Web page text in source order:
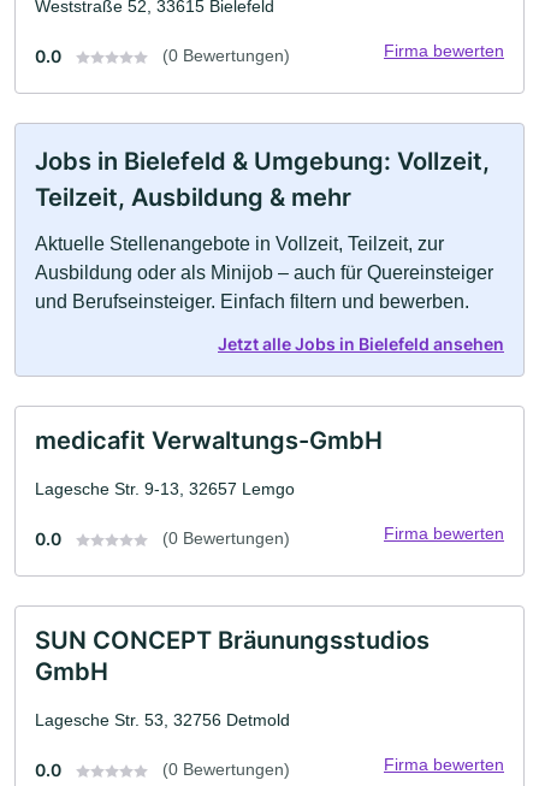
Weststraße 52, 33615 Bielefeld
0.0 (0 Bewertungen) Firma bewerten
Jobs in Bielefeld & Umgebung: Vollzeit,
Teilzeit, Ausbildung & mehr
Aktuelle Stellenangebote in Vollzeit, Teilzeit, zur
Ausbildung oder als Minijob – auch für Quereinsteiger
und Berufseinsteiger. Einfach filtern und bewerben.
Jetzt alle Jobs in Bielefeld ansehen
medicafit Verwaltungs-GmbH
Lagesche Str. 9-13, 32657 Lemgo
0.0 (0 Bewertungen) Firma bewerten
SUN CONCEPT Bräunungsstudios
GmbH
Lagesche Str. 53, 32756 Detmold
0.0 (0 Bewertungen) Firma bewerten